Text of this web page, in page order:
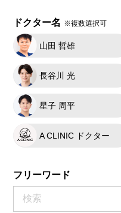
ドクター名 ※複数選択可
山田 哲雄
長谷川 光
星子 周平
A CLINIC ドクター
フリーワード